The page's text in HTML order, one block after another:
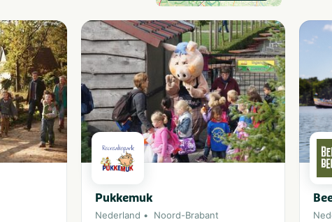
Pukkemuk
Nederland Noord-Brabant